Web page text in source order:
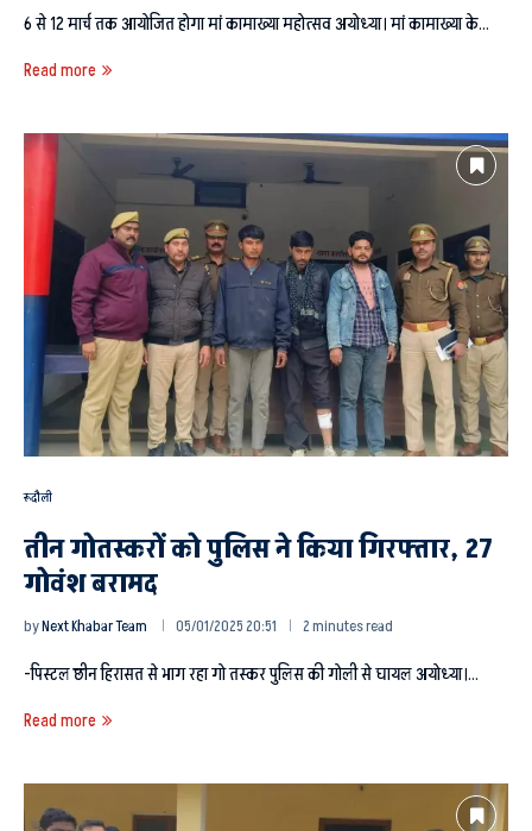
6 से 12 मार्च तक आयोजित होगा मां कामाख्या महोत्सव अयोध्या। मां कामाख्या के…
Read more
रूदौली
तीन गोतस्करों को पुलिस ने किया गिरफ्तार, 27
गोवंश बरामद
byNext Khabar Team 05/01/2025 20:51 2 minutes read
-पिस्टल छीन हिरासत से भाग रहा गो तस्कर पुलिस की गोली से घायल अयोध्या।…
Read more